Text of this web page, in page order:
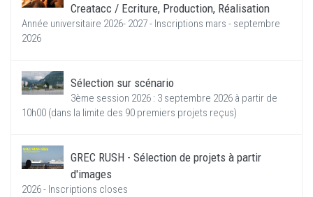
Creatacc / Ecriture, Production, Réalisation
Année universitaire 2026- 2027 - Inscriptions mars - septembre
2026
Sélection sur scénario
3ème session 2026 : 3 septembre 2026 à partir de
10h00 (dans la limite des 90 premiers projets reçus)
GREC RUSH - Sélection de projets à partir
d'images
2026 - Inscriptions closes